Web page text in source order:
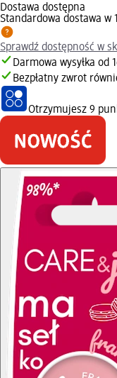
Dostawa dostępna
Standardowa dostawa w
Sprawdź dostępność w
Darmowa wysyłka od
Bezpłatny zwrot
Otrzymujesz 9